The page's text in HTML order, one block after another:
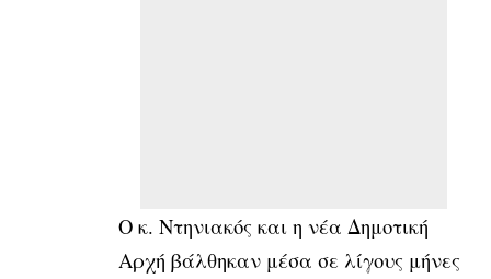
Ο κ. Ντηνιακός και η νέα Δημοτική
Αρχή βάλθηκαν μέσα σε λίγους μήνες